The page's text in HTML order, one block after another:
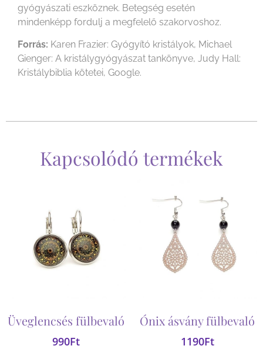
gyógyászati eszköznek. Betegség esetén
mindenképp fordulj a megfelelő szakorvoshoz.
Forrás: Karen Frazier: Gyógyító kristályok, Michael
Gienger: A kristálygyógyászat tankönyve, Judy Hall:
Kristálybiblia kötetei, Google.
Kapcsolódó termékek
Üveglencsés fülbevaló
990Ft
Ónix ásvány fülbevaló
1190Ft